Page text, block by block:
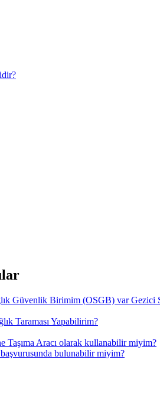
Güvenlik Birimim (OSGB) var
Taraması Yapabilirim?
Aracı olarak kullanabilir miyim?
bulunabilir miyim?